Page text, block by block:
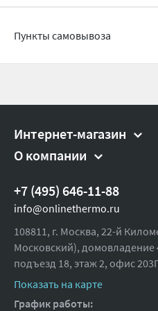
Вес брутто, гр:
Пункты самовывоза
Интернет-магазин
О компании
+7 (495) 646-11-88
info@onlinethermo.ru
108811, г. Москва, 22-й
Московский), домовладение
подъезд 18, этаж 2, офис
Показать на карте
График работы: